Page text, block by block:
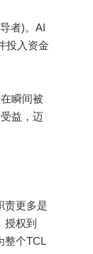
者)。AI
投入资金
瞬间被
益，迈
更多是
授权到
整个TCL